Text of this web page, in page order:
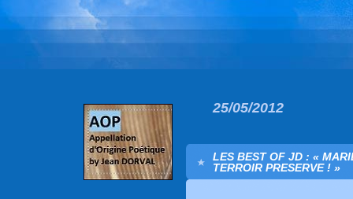
25/05/2012
LES BEST OF JD : «
TERROIR PRESERVE ! »